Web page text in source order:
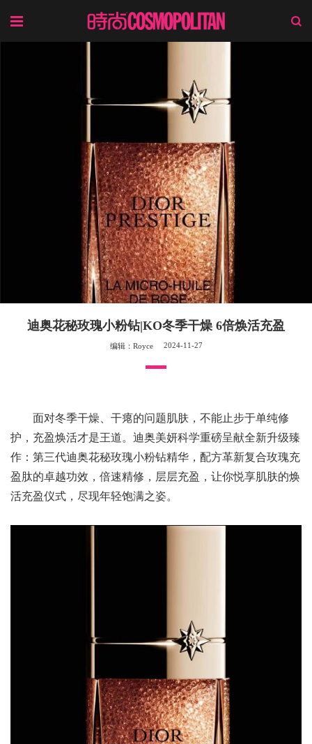
迪奥花秘玫瑰小粉钻|KO冬季干燥 6倍焕活充盈
编辑：Royce 2024-11-27
面对冬季干燥、干瘪的问题肌肤，不能止步于单纯修
护，充盈焕活才是王道。迪奥美妍科学重磅呈献全新升级臻
作：第三代迪奥花秘玫瑰小粉钻精华，配方革新复合玫瑰充
盈肽的卓越功效，倍速精修，层层充盈，让你悦享肌肤的焕
活充盈仪式，尽现年轻饱满之姿。